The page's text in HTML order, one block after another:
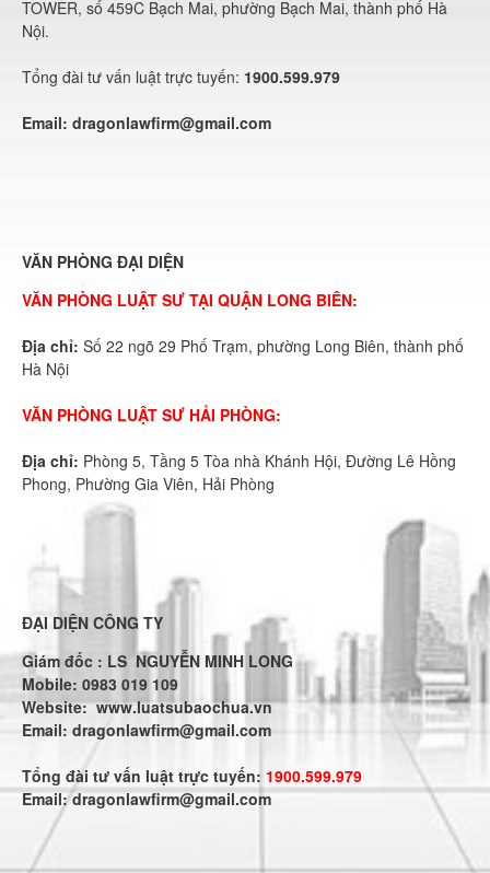
TOWER, số 459C Bạch Mai, phường Bạch Mai, thành phố Hà
Nội.
Tổng đài tư vấn luật trực tuyến: 1900.599.979
Email: dragonlawfirm@gmail.com
VĂN PHÒNG ĐẠI DIỆN
VĂN PHÒNG LUẬT SƯ TẠI QUẬN LONG BIÊN:
Địa chỉ: Số 22 ngõ 29 Phố Trạm, phường Long Biên, thành phố
Hà Nội
VĂN PHÒNG LUẬT SƯ HẢI PHÒNG:
Địa chỉ: Phòng 5, Tầng 5 Tòa nhà Khánh Hội, Đường Lê Hồng
Phong, Phường Gia Viên, Hải Phòng
ĐẠI DIỆN CÔNG TY
Giám đốc : LS NGUYỄN MINH LONG
Mobile: 0983 019 109
Website:www.luatsubaochua.vn
Email: dragonlawfirm@gmail.com
Tổng đài tư vấn luật trực tuyến: 1900.599.979
Email:dragonlawfirm@gmail.com